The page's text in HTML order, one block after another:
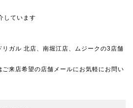
しています
リガル 北店、南堀江店、ムジーク の3店舗
来店希望の店舗メールにお気軽にお問い